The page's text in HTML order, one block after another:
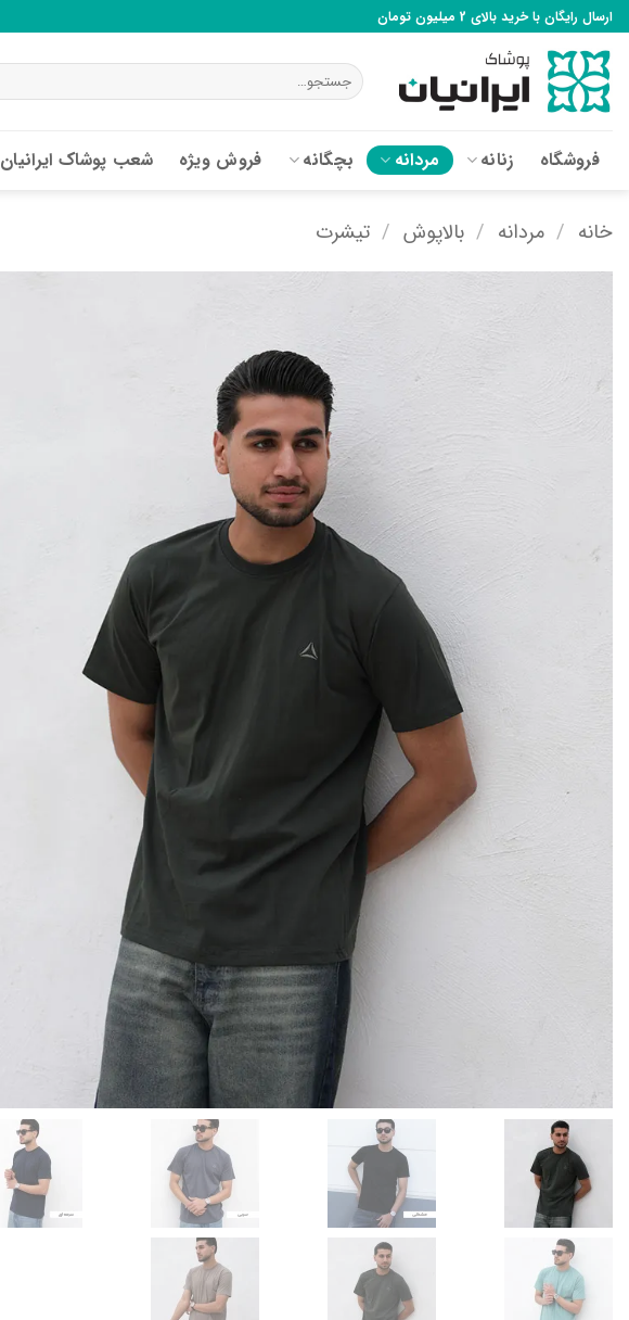
Skip
to
content
ارسال رایگان با خرید بالای 2 میلیون تومان
جستجو
برای:
فروشگاه زنانه مردانه بچگانه فروش ویژه شعب پوشاک ایرانیان
خانه / مردانه / بالاپوش / تیشرت